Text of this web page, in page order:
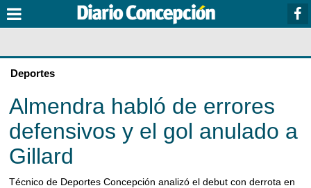
Deportes
Almendra habló de errores
defensivos y el gol anulado a
Gillard
Técnico de Deportes Concepción analizó el debut con derrota en